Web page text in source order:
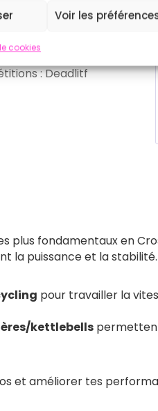
Voir les
cookies
: Deadlitf
plus fondamentaux en
la puissance et la stabilité.
pour travailler la
kettlebells
et améliorer tes